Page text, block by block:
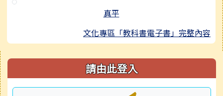
真平
文化專區「教科書電子書」完整內容
右邊區域內容 請由此登入